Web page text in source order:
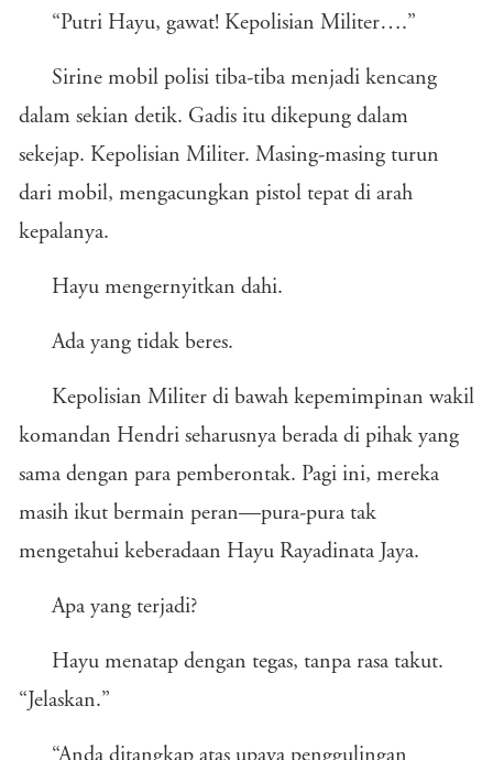
“Putri Hayu, gawat! Kepolisian Militer….”
Sirine mobil polisi tiba-tiba menjadi kencang
dalam sekian detik. Gadis itu dikepung dalam
sekejap. Kepolisian Militer. Masing-masing turun
dari mobil, mengacungkan pistol tepat di arah
kepalanya.
Hayu mengernyitkan dahi.
Ada yang tidak beres.
Kepolisian Militer di bawah kepemimpinan wakil
komandan Hendri seharusnya berada di pihak yang
sama dengan para pemberontak. Pagi ini, mereka
masih ikut bermain peran—pura-pura tak
mengetahui keberadaan Hayu Rayadinata Jaya.
Apa yang terjadi?
Hayu menatap dengan tegas, tanpa rasa takut.
“Jelaskan.”
“Anda ditangkap atas upaya penggulingan